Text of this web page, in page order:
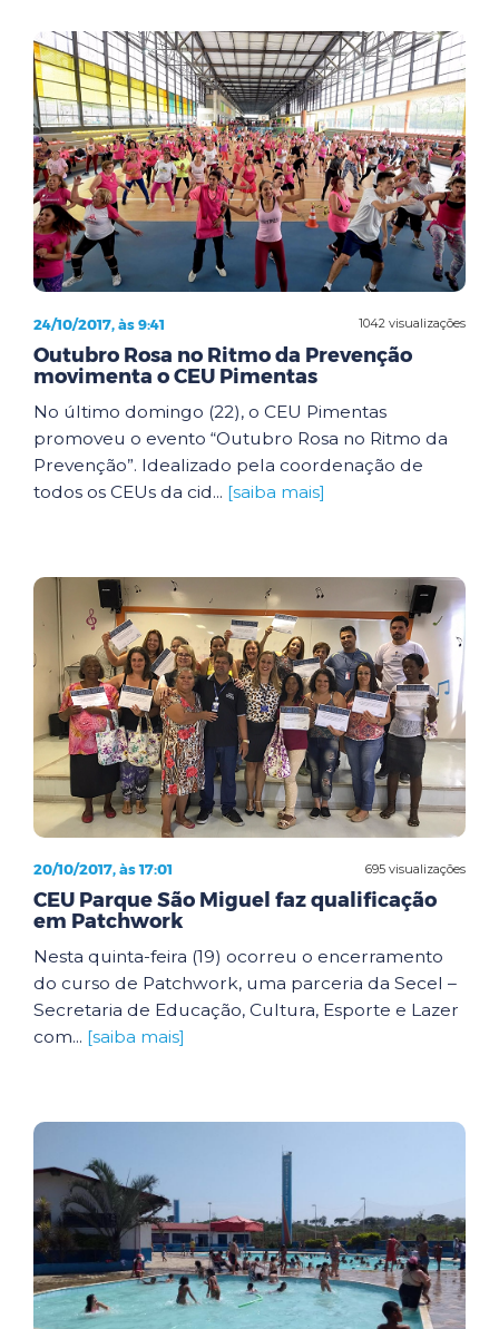
1042 visualizações
24/10/2017, às 9:41
Outubro Rosa no Ritmo da Prevenção
movimenta o CEU Pimentas
No último domingo (22), o CEU Pimentas
promoveu o evento “Outubro Rosa no Ritmo da
Prevenção”. Idealizado pela coordenação de
todos os CEUs da cid... [saiba mais]
695 visualizações
20/10/2017, às 17:01
CEU Parque São Miguel faz qualificação
em Patchwork
Nesta quinta-feira (19) ocorreu o encerramento
do curso de Patchwork, uma parceria da Secel –
Secretaria de Educação, Cultura, Esporte e Lazer
com... [saiba mais]